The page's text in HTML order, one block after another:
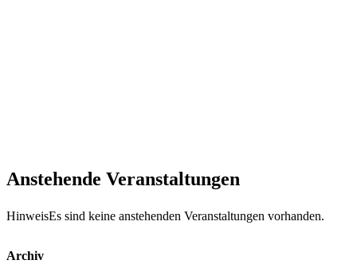
Anstehende Veranstaltungen
HinweisEs sind keine anstehenden Veranstaltungen vorhanden.
Archiv